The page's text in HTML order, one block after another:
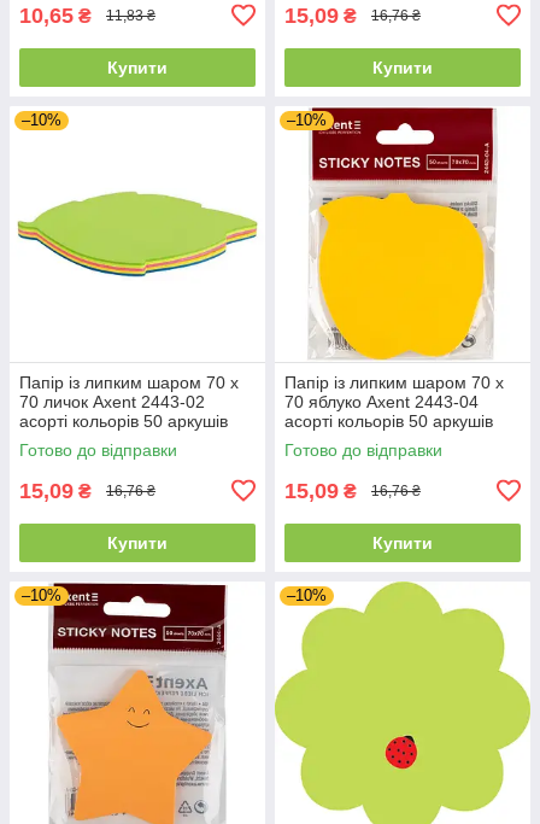
10,65 ₴ 11,83 ₴
Купити
15,09 ₴ 16,76 ₴
Купити
–10%
Папір із липким шаром 70 х
70 личок Axent 2443-02
асорті кольорів 50 аркушів
Готово до відправки
15,09 ₴ 16,76 ₴
Купити
–10%
Папір із липким шаром 70 х
70 яблуко Axent 2443-04
асорті кольорів 50 аркушів
Готово до відправки
15,09 ₴ 16,76 ₴
Купити
–10% –10%